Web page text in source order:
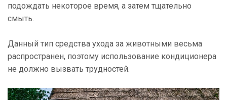
подождать некоторое время, а затем тщательно
смыть.
Данный тип средства ухода за животными весьма
распространен, поэтому использование кондиционера
не должно вызвать трудностей.